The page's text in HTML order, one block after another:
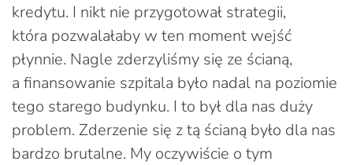
kredytu. I nikt nie przygotował strategii,
która pozwalałaby w ten moment wejść
płynnie. Nagle zderzyliśmy się ze ścianą,
a finansowanie szpitala było nadal na poziomie
tego starego budynku. I to był dla nas duży
problem. Zderzenie się z tą ścianą było dla nas
bardzo brutalne. My oczywiście o tym